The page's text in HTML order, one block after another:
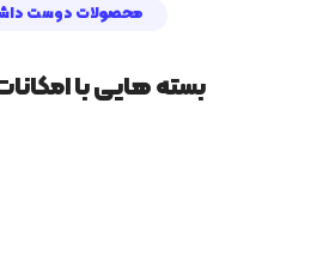
محصولات دوست
بسته هایی با